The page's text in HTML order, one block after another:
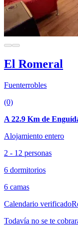
El Romeral
Fuenterrobles
(0)
A 22.9 Km de
Alojamiento entero
2 - 12 personas
6 dormitorios
6 camas
Calendario verificado
Todavía no se te